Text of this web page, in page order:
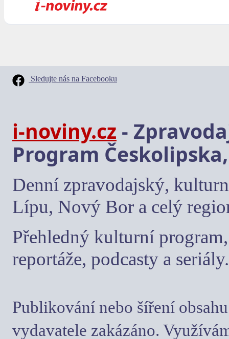
Sledujte nás na Facebooku
i-noviny.cz -
Program
Denní zpravodajský,
Lípu, Nový Bor a celý
Přehledný kulturní
reportáže, podcasty a seriály.
Publikování nebo šíření
vydavatele zakázáno.